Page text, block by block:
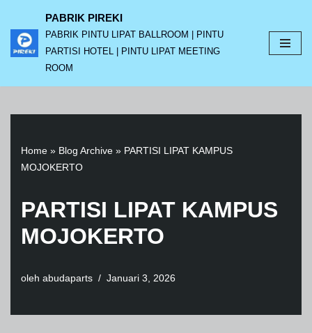
Lompat
ke
PABRIK PIREKI
PABRIK PINTU LIPAT BALLROOM | PINTU
PARTISI HOTEL | PINTU LIPAT MEETING
ROOM
Home » Blog Archive » PARTISI LIPAT KAMPUS
MOJOKERTO
PARTISI LIPAT KAMPUS
MOJOKERTO
oleh abudaparts Januari 3, 2026